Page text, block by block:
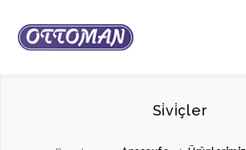
Si̇vi̇çler